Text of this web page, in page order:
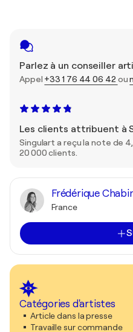
Parlez à un conseiller
Appel +33 1 76 44 06 42ou
Les clients attribuent à
Singulart a reçu la note de
20 000 clients.
Frédérique
France
Catégories d'artistes
Article dans la presse
Travaille sur commande